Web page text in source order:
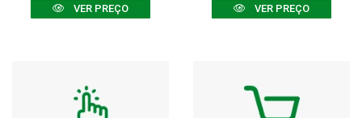
VER PREÇO VER PREÇO